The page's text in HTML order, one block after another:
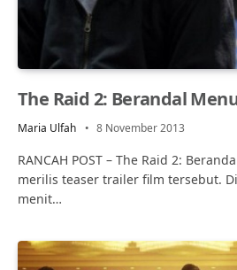
The Raid 2: Berandal
Maria Ulfah 8 November 2013
RANCAH POST – The Raid 2:
merilis teaser trailer film tersebut.
menit…